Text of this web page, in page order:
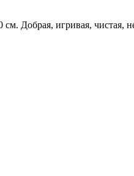
Добрая, игривая,